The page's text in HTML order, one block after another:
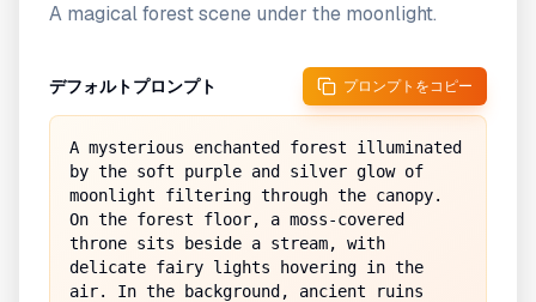
A magical forest scene under the moonlight.
デフォルトプロンプト プロンプトをコピー
A mysterious enchanted forest illuminated
by the soft purple and silver glow of
moonlight filtering through the canopy.
On the forest floor, a moss-covered
throne sits beside a stream, with
delicate fairy lights hovering in the
air. In the background, ancient ruins